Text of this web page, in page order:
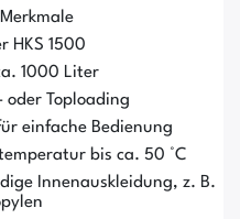
HKS 1500
1000 Liter
oder Toploading
einfache Bedienung
bis ca. 50 °C
Innenauskleidung, z. B.